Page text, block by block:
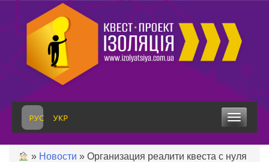
content
Toggle
navigation
» Новости »Организация реалити квеста с нуля